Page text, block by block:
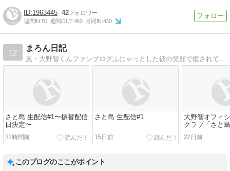
1963445 42
週間IN:50 週間OUT:460 月間IN:430
12
まろん日記
さと島 生配信#1〜振替配信
日決定〜
32時間前
さと島 生配信#1
15日前
大野智オフィ
クラブ「さと
JIMA」
22日前
このブログのここがポイント